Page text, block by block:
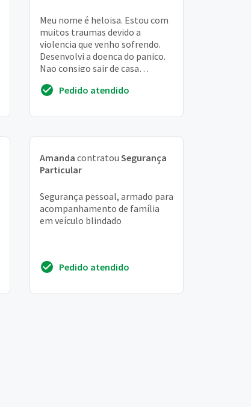
Meu nome é heloisa. Estou com
muitos traumas devido a
violencia que venho sofrendo.
Desenvolvi a doenca do panico.
Nao consigo sair de casa
voces. Moro na ru...
Pedido atendido
Amanda contratou Segurança
Particular
Segurança pessoal, armado para
acompanhamento de família
em veículo blindado
Pedido atendido